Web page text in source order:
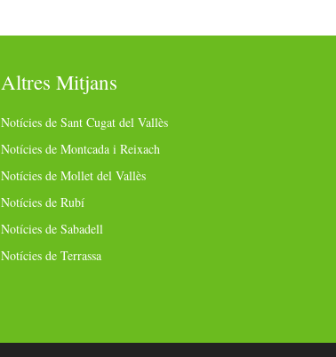
Altres Mitjans
Notícies de Sant Cugat del Vallès
Notícies de Montcada i Reixach
Notícies de Mollet del Vallès
Notícies de Rubí
Notícies de Sabadell
Notícies de Terrassa